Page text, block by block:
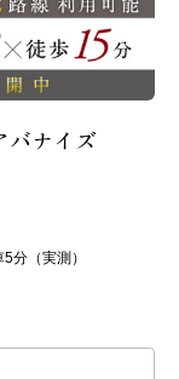
バナイズ
分（実測）